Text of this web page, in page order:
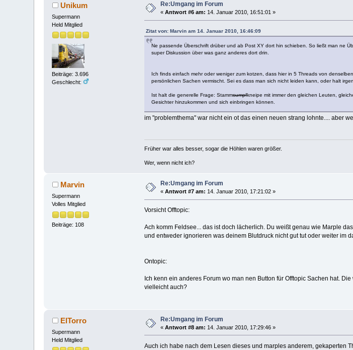
Unikum
Supermann
Held Mitglied
Beiträge: 3.696
Geschlecht:
Re:Umgang im Forum
«Antwort #6 am: 14. Januar 2010, 16:51:01 »
Zitat von: Marvin am 14. Januar 2010, 16:46:09
Ne passende Überschrift drüber und ab Post XY dort hin schieben. So ließt man ne
super Diskussion über was ganz anderes dort drin.
Ich finds einfach mehr oder weniger zum kotzen, dass hier in 5 Threads von
persönlichen Sachen vermischt. Sei es dass man sich nicht leiden kann, oder halt
Ist halt die generelle Frage: Stammsumpfkneipe mit immer den gleichen Leuten,
Gesichter hinzukommen und sich einbringen können.
im "problemthema" war nicht ein ot das einen neuen strang lohnte.... aber
Früher war alles besser, sogar die Höhlen waren größer.
Wer, wenn nicht ich?
Marvin
Supermann
Volles Mitglied
Beiträge: 108
Re:Umgang im Forum
«Antwort #7 am: 14. Januar 2010, 17:21:02 »
Vorsicht Offtopic:
Ach komm Feldsee... das ist doch lächerlich. Du weißt genau wie Marple
und entweder ignorieren was deinem Blutdruck nicht gut tut oder weiter im
Ontopic:
Ich kenn ein anderes Forum wo man nen Button für Offtopic Sachen hat.
vielleicht auch?
ElTorro
Supermann
Held Mitglied
Re:Umgang im Forum
«Antwort #8 am: 14. Januar 2010, 17:29:46 »
Auch ich habe nach dem Lesen dieses und marples anderem, gekaperten